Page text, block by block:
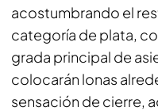
acostumbrando el
categoría de plata,
grada principal de
colocarán lonas
sensación de cierre,